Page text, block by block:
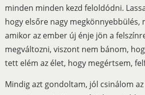
minden minden kezd feloldódni.
hogy elsőre nagy megkönnyebbülés,
amikor az ember új énje jön a
megváltozni, viszont nem bánom,
tett elém az élet, hogy megértsem,
Mindig azt gondoltam, jól csinálom